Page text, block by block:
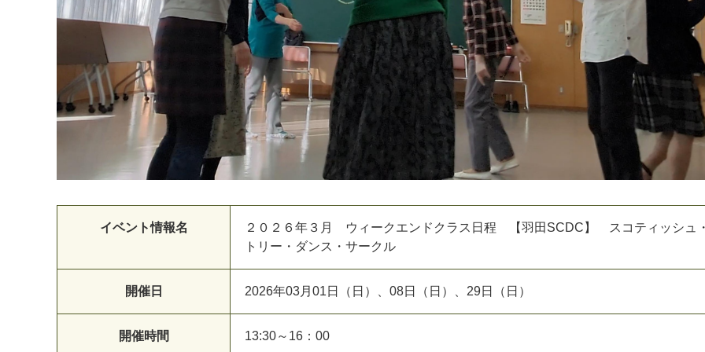
イベント情報名
２０２６年３月 ウィークエンドクラス日程 【羽田SCDC】 スコティッシュ
トリー・ダンス・サークル
開催日 2026年03月01日（日）、08日（日）、29日（日）
開催時間 13:30～16：00